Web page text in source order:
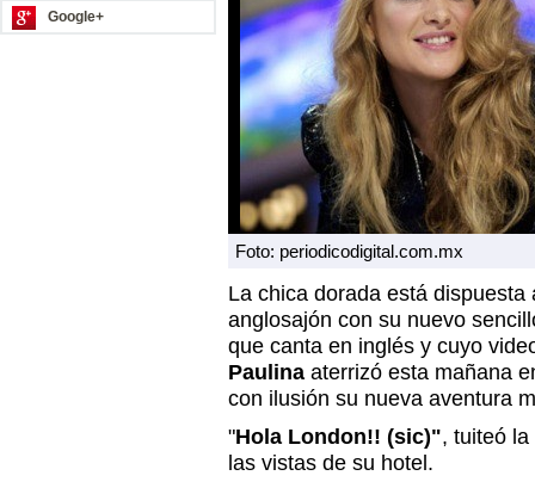
Google+
Foto: periodicodigital.com.mx
La chica dorada está
anglosajón con su nuevo
que canta en inglés y cuyo
Paulina aterrizó esta mañana
con ilusión su nueva aventura
"Hola London!! (sic)", tuiteó
las vistas de su hotel.